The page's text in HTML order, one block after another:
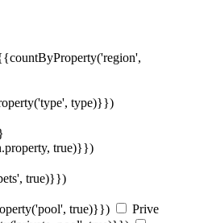
type)}})
true)}})
true)}})
true)}})
Prive